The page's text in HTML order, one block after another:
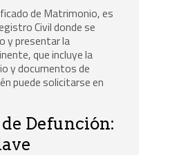
de Matrimonio, es
Civil donde se
y presentar la
que incluye la
y documentos de
puede solicitarse en
Defunción: